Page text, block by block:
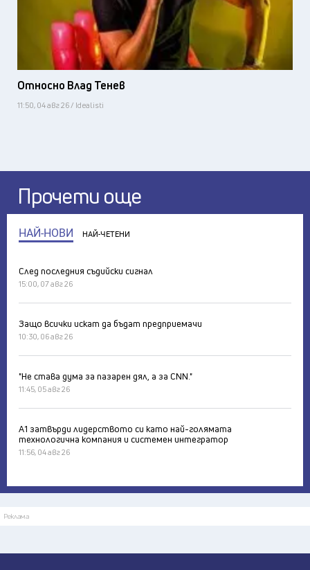
Относно Влад Тенев
11:50, 04 авг 26 / Idealisti
Прочети още
НАЙ-НОВИ НАЙ-ЧЕТЕНИ
След последния съдийски сигнал
15:00, 07 авг 26
Защо всички искат да бъдат предприемачи
10:30, 06 авг 26
"Не става дума за пазарен дял, а за CNN."
11:45, 05 авг 26
А1 затвърди лидерството си като най-голямата
технологична компания и системен интегратор
11:56, 04 авг 26
Реклама